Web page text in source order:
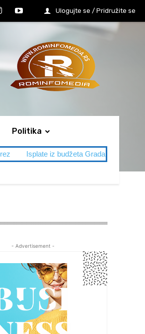
Ulogujte se / Pridružite se
Politika
iz budžeta Grada Leskovca
- Advertisement -